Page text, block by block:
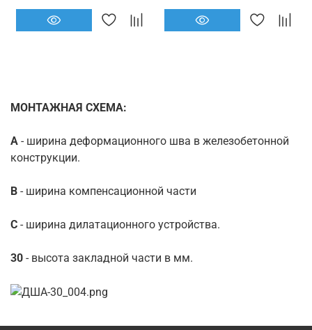
МОНТАЖНАЯ СХЕМА:
А - ширина деформационного шва в железобетонной
конструкции.
B - ширина компенсационной части
C - ширина дилатационного устройства.
30 - высота закладной части в мм.